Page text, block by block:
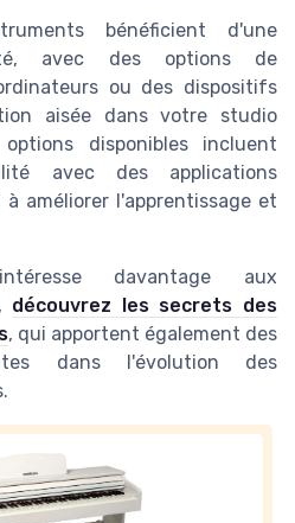
bénéficient d'une
avec des options de
ou des dispositifs
aisée dans votre studio
disponibles incluent
avec des applications
améliorer l'apprentissage et
davantage aux
découvrez les secrets des
, qui apportent également des
dans l'évolution des